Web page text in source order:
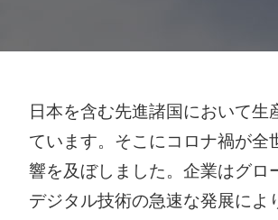
日本を含む先進諸国において
ています。そこにコロナ禍が全
響を及ぼしました。企業はグロ
デジタル技術の急速な発展によ